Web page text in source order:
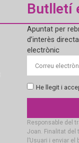
Butlletí
Apuntat per
d’interès
electrònic
He llegit i
Responsable del
Joan. Finalitat del
l’Usuari i enviar